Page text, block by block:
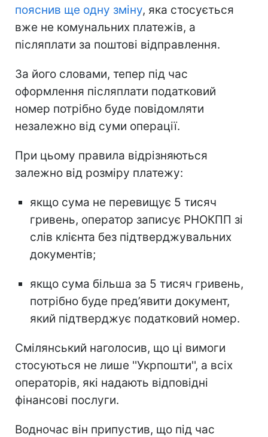
пояснив ще одну зміну, яка стосується
вже не комунальних платежів, а
післяплати за поштові відправлення.
За його словами, тепер під час
оформлення післяплати податковий
номер потрібно буде повідомляти
незалежно від суми операції.
При цьому правила відрізняються
залежно від розміру платежу:
якщо сума не перевищує 5 тисяч
гривень, оператор записує РНОКПП зі
слів клієнта без підтверджувальних
документів;
якщо сума більша за 5 тисяч гривень,
потрібно буде пред’явити документ,
який підтверджує податковий номер.
Смілянський наголосив, що ці вимоги
стосуються не лише ''Укрпошти'', а всіх
операторів, які надають відповідні
фінансові послуги.
Водночас він припустив, що під час